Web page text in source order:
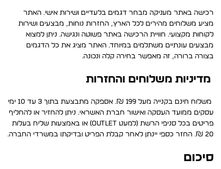
רכישה באתר מעניקה מבחר דגמים בלעדיים ושירות אישי. האתר
מציע משלוחים מהירים לכל הארץ, החזרות נוחות, מבצעים ושירות
לקוחות מקצועי. חוויית הרכישה באתר פשוטה ונגישה. ניתן למצוא
מבצעים עונתיים משתלמים במיוחד. האתר מציג את כל הדגמים
בצורה ברורה, זה מאפשר בחירה קלה ונכונה.
מדיניות משלוחים והחזרות
משלוח חינם בקנייה מעל 199 ₪. אספקה מתבצעת בתוך 3 עד 10 ימי
עסקים ממועד העסקה ואישור חברת האשראי. ניתן להחזיר או להחליף
פריטים בכל סניפי הרשת (למעט Outlet) או באמצעות שליח בעלות
20 ₪. החזר כספי יינתן לאחר קבלת הפריט ובדיקתו במשרדי החברה.
סיכום